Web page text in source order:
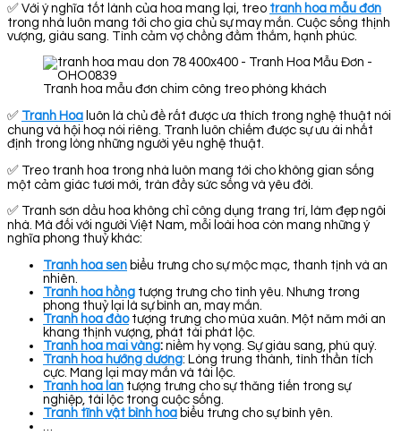
✅ Với ý nghĩa tốt lành của hoa mang lại, treo tranh hoa mẫu đơn
trong nhà luôn mang tới cho gia chủ sự may mắn. Cuộc sống thịnh
vượng, giàu sang. Tình cảm vợ chồng đằm thắm, hạnh phúc.
Tranh hoa mẫu đơn chim công treo phòng khách
✅ Tranh Hoa luôn là chủ đề rất được ưa thích trong nghệ thuật nói
chung và hội hoạ nói riêng. Tranh luôn chiếm được sự ưu ái nhất
định trong lòng những người yêu nghệ thuật.
✅ Treo tranh hoa trong nhà luôn mang tới cho không gian sống
một cảm giác tươi mới, tràn đầy sức sống và yêu đời.
✅ Tranh sơn dầu hoa không chỉ công dụng trang trí, làm đẹp ngôi
nhà. Mà đối với người Việt Nam, mỗi loài hoa còn mang những ý
nghĩa phong thuỷ khác:
Tranh hoa sen biểu trưng cho sự mộc mạc, thanh tịnh và an
nhiên.
Tranh hoa hồng tượng trưng cho tình yêu. Nhưng trong
phong thuỷ lại là sự bình an, may mắn.
Tranh hoa đàotượng trưng cho mùa xuân. Một năm mới an
khang thịnh vượng, phát tài phát lộc.
Tranh hoa mai vàng: niềm hy vọng. Sự giàu sang, phú quý.
Tranh hoa hướng dương: Lòng trung thành, tình thần tích
cực. Mang lại may mắn và tài lộc.
Tranh hoa lan tượng trưng cho sự thăng tiến trong sự
nghiệp, tài lộc trong cuộc sống.
Tranh tĩnh vật bình hoa biểu trưng cho sự bình yên.
…